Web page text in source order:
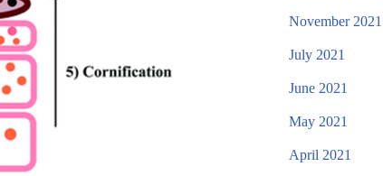
November 2021
July 2021
June 2021
May 2021
April 2021